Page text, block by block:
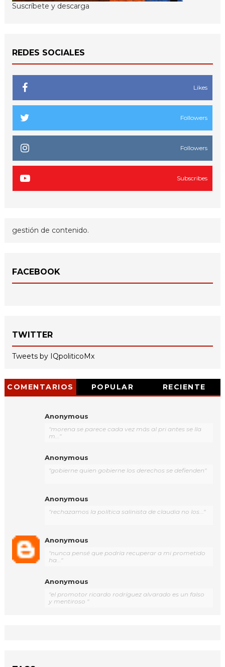
Suscríbete y descarga
REDES SOCIALES
Likes
Followers
Followers
Subscribes
gestión de contenido.
FACEBOOK
TWITTER
Tweets by IQpoliticoMx
COMENTARIOS POPULAR RECIENTE
Anonymous
"morena se parece cada vez más al pri antes se lla
m..."
Anonymous
"gobierne quien gobierne los derechos se defienden"
Anonymous
"rechazamos la política salinista de claudia no los..."
Anonymous
"nunca pensé que podría recuperar a mi prometido
ha..."
Anonymous
"el promotor ricardo rodríguez alvarado es un falso
y mentiroso "